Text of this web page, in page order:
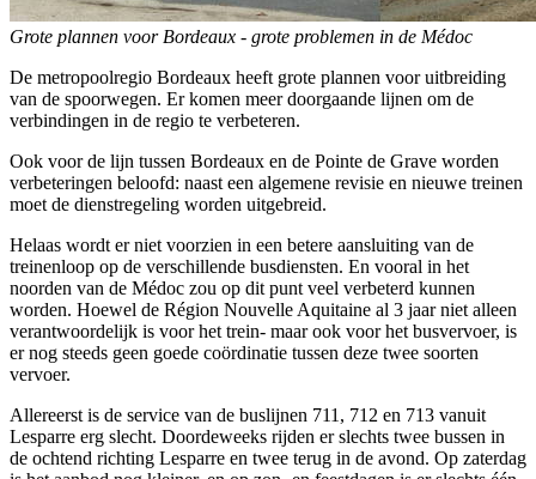
Grote plannen voor Bordeaux - grote problemen in de Médoc
De metropoolregio Bordeaux heeft grote plannen voor uitbreiding
van de spoorwegen. Er komen meer doorgaande lijnen om de
verbindingen in de regio te verbeteren.
Ook voor de lijn tussen Bordeaux en de Pointe de Grave worden
verbeteringen beloofd: naast een algemene revisie en nieuwe treinen
moet de dienstregeling worden uitgebreid.
Helaas wordt er niet voorzien in een betere aansluiting van de
treinenloop op de verschillende busdiensten. En vooral in het
noorden van de Médoc zou op dit punt veel verbeterd kunnen
worden. Hoewel de Région Nouvelle Aquitaine al 3 jaar niet alleen
verantwoordelijk is voor het trein- maar ook voor het busvervoer, is
er nog steeds geen goede coördinatie tussen deze twee soorten
vervoer.
Allereerst is de service van de buslijnen 711, 712 en 713 vanuit
Lesparre erg slecht. Doordeweeks rijden er slechts twee bussen in
de ochtend richting Lesparre en twee terug in de avond. Op zaterdag